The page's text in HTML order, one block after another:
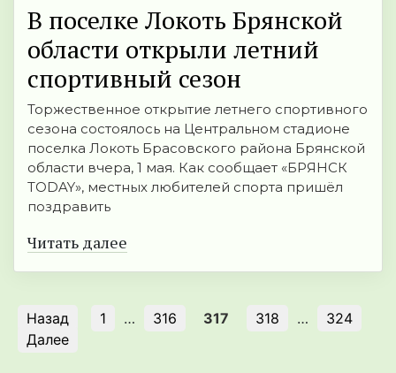
В поселке Локоть Брянской
области открыли летний
спортивный сезон
Торжественное открытие летнего спортивного
сезона состоялось на Центральном стадионе
поселка Локоть Брасовского района Брянской
области вчера, 1 мая. Как сообщает «БРЯНСК
TODAY», местных любителей спорта пришёл
поздравить
Читать далее
Назад 1 … 316 317 318 …
324
Далее